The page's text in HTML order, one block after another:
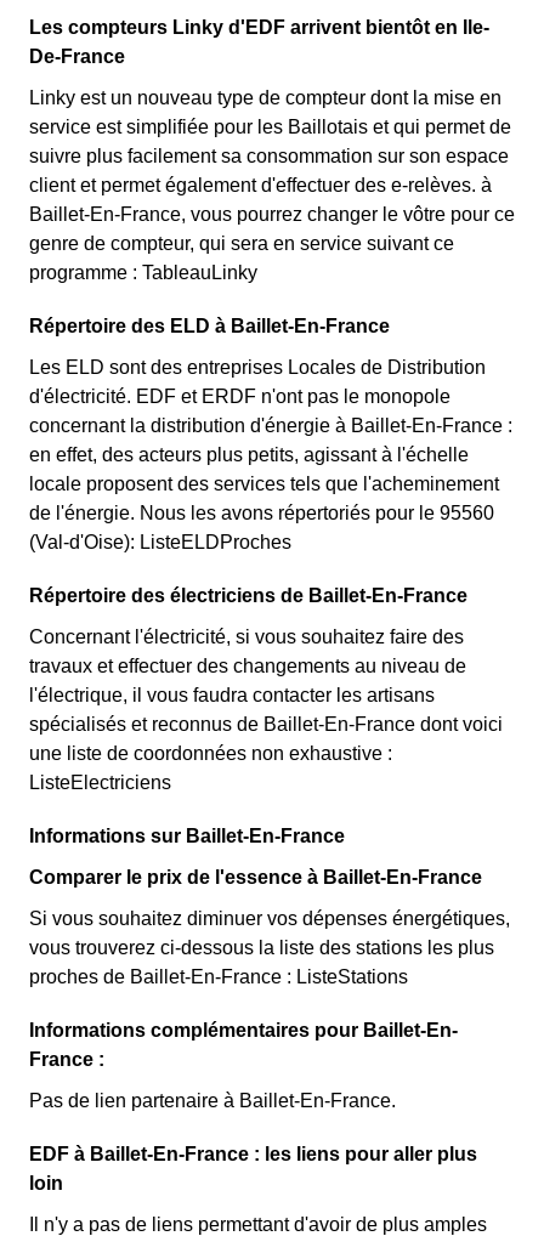
Les compteurs Linky d'EDF arrivent bientôt en Ile-
De-France
Linky est un nouveau type de compteur dont la mise en
service est simplifiée pour les Baillotais et qui permet de
suivre plus facilement sa consommation sur son espace
client et permet également d'effectuer des e-relèves. à
Baillet-En-France, vous pourrez changer le vôtre pour ce
genre de compteur, qui sera en service suivant ce
programme : TableauLinky
Répertoire des ELD à Baillet-En-France
Les ELD sont des entreprises Locales de Distribution
d'électricité. EDF et ERDF n'ont pas le monopole
concernant la distribution d'énergie à Baillet-En-France :
en effet, des acteurs plus petits, agissant à l'échelle
locale proposent des services tels que l'acheminement
de l'énergie. Nous les avons répertoriés pour le 95560
(Val-d'Oise): ListeELDProches
Répertoire des électriciens de Baillet-En-France
Concernant l'électricité, si vous souhaitez faire des
travaux et effectuer des changements au niveau de
l'électrique, il vous faudra contacter les artisans
spécialisés et reconnus de Baillet-En-France dont voici
une liste de coordonnées non exhaustive :
ListeElectriciens
Informations sur Baillet-En-France
Comparer le prix de l'essence à Baillet-En-France
Si vous souhaitez diminuer vos dépenses énergétiques,
vous trouverez ci-dessous la liste des stations les plus
proches de Baillet-En-France : ListeStations
Informations complémentaires pour Baillet-En-
France :
Pas de lien partenaire à Baillet-En-France.
EDF à Baillet-En-France : les liens pour aller plus
loin
Il n'y a pas de liens permettant d'avoir de plus amples